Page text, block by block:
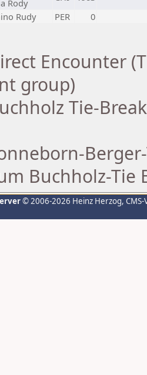
Rody
Rudy PER 0
Encounter
group)
Tie-
Buchholz-Tie
© 2006-2026 Heinz Herzog,